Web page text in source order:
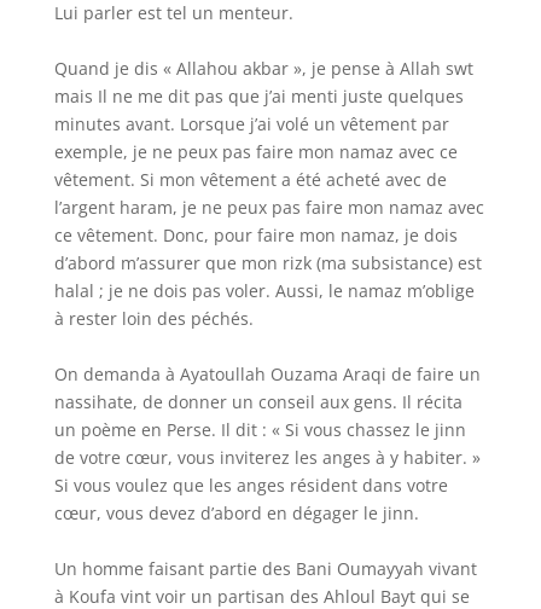
Lui parler est tel un menteur.
Quand je dis « Allahou akbar », je pense à Allah swt
mais Il ne me dit pas que j’ai menti juste quelques
minutes avant. Lorsque j’ai volé un vêtement par
exemple, je ne peux pas faire mon namaz avec ce
vêtement. Si mon vêtement a été acheté avec de
l’argent haram, je ne peux pas faire mon namaz avec
ce vêtement. Donc, pour faire mon namaz, je dois
d’abord m’assurer que mon rizk (ma subsistance) est
halal ; je ne dois pas voler. Aussi, le namaz m’oblige
à rester loin des péchés.
On demanda à Ayatoullah Ouzama Araqi de faire un
nassihate, de donner un conseil aux gens. Il récita
un poème en Perse. Il dit : « Si vous chassez le jinn
de votre cœur, vous inviterez les anges à y habiter. »
Si vous voulez que les anges résident dans votre
cœur, vous devez d’abord en dégager le jinn.
Un homme faisant partie des Bani Oumayyah vivant
à Koufa vint voir un partisan des Ahloul Bayt qui se